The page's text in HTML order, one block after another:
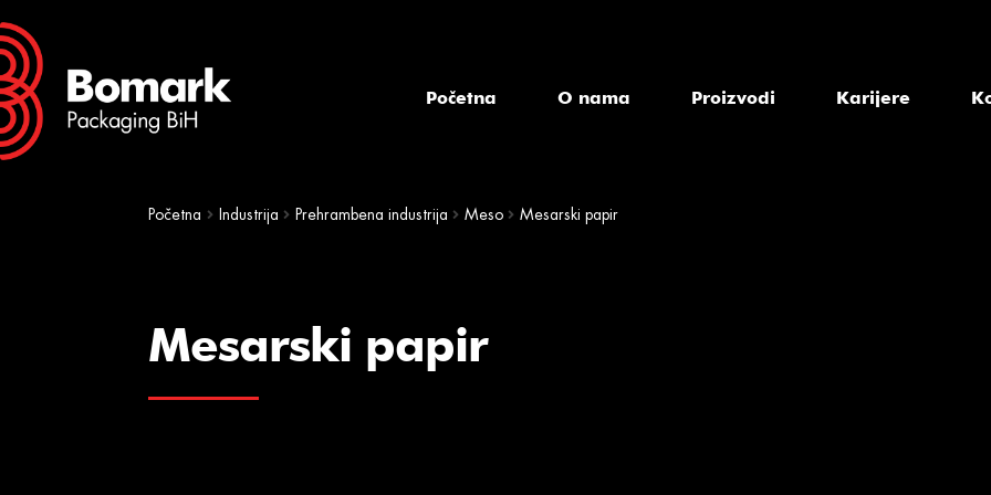
Skip
to
navigation
Skip
to
content
Početna O nama Proizvodi Karijere
Početna Industrija Prehrambena industrija Meso Mesarski papir
Mesarski papir